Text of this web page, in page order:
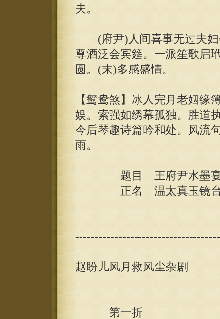
夫。
(府尹)人间喜事无过夫妇
尊酒泛会宾筵。一派笙歌启
圆。(末)多感盛情。
【鸳鸯煞】冰人完月老姻缘
娱。索强如绣幕孤独。胜道
今后琴趣诗篇吟和处。风流
雨。
题目 王府尹水墨宴
正名 温太真玉镜台
赵盼儿风月救风尘杂剧
第一折